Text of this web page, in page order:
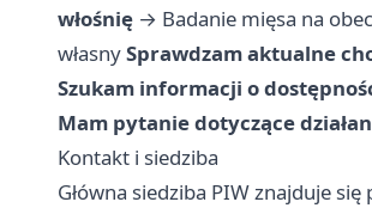
włośnię → Badanie mięsa na
własnySprawdzam aktualne
Szukam informacji o
Mam pytanie dotyczące
Kontakt i siedziba
Główna siedziba PIW znajduje